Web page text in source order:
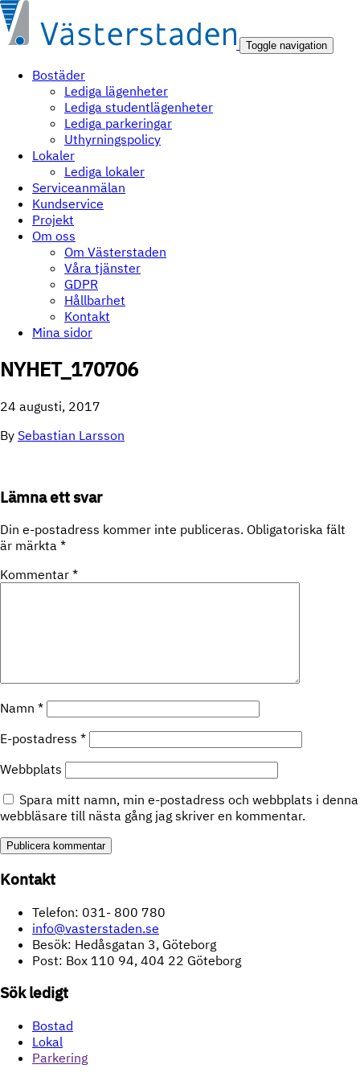
Toggle navigation
Bostäder
Lediga lägenheter
Lediga studentlägenheter
Lediga parkeringar
Uthyrningspolicy
Lokaler
Lediga lokaler
Serviceanmälan
Kundservice
Projekt
Om oss
Om Västerstaden
Våra tjänster
GDPR
Hållbarhet
Kontakt
Mina sidor
NYHET_170706
24 augusti, 2017
By Sebastian Larsson
Lämna ett svar
Din e-postadress kommer inte publiceras. Obligatoriska fält
är märkta *
Kommentar *
Namn *
E-postadress *
Webbplats
Spara mitt namn, min e-postadress och webbplats i denna
webbläsare till nästa gång jag skriver en kommentar.
Kontakt
Telefon: 031- 800 780
info@vasterstaden.se
Besök: Hedåsgatan 3, Göteborg
Post: Box 110 94, 404 22 Göteborg
Sök ledigt
Bostad
Lokal
Parkering